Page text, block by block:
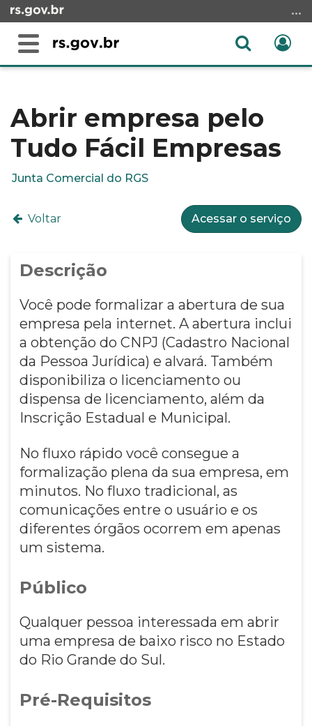
para
conteúdo
menu
para
Alterna
Abrir
conteúdo
Abrir empresa pelo
Tudo Fácil Empresas
Junta Comercial do RGS
Voltar Acessar o serviço
Descrição
Você pode formalizar a abertura de sua
empresa pela internet. A abertura inclui
a obtenção do CNPJ (Cadastro Nacional
da Pessoa Jurídica) e alvará. Também
disponibiliza o licenciamento ou
dispensa de licenciamento, além da
Inscrição Estadual e Municipal.
No fluxo rápido você consegue a
formalização plena da sua empresa, em
minutos. No fluxo tradicional, as
comunicações entre o usuário e os
diferentes órgãos ocorrem em apenas
um sistema.
Público
Qualquer pessoa interessada em abrir
uma empresa de baixo risco no Estado
do Rio Grande do Sul.
Pré-Requisitos